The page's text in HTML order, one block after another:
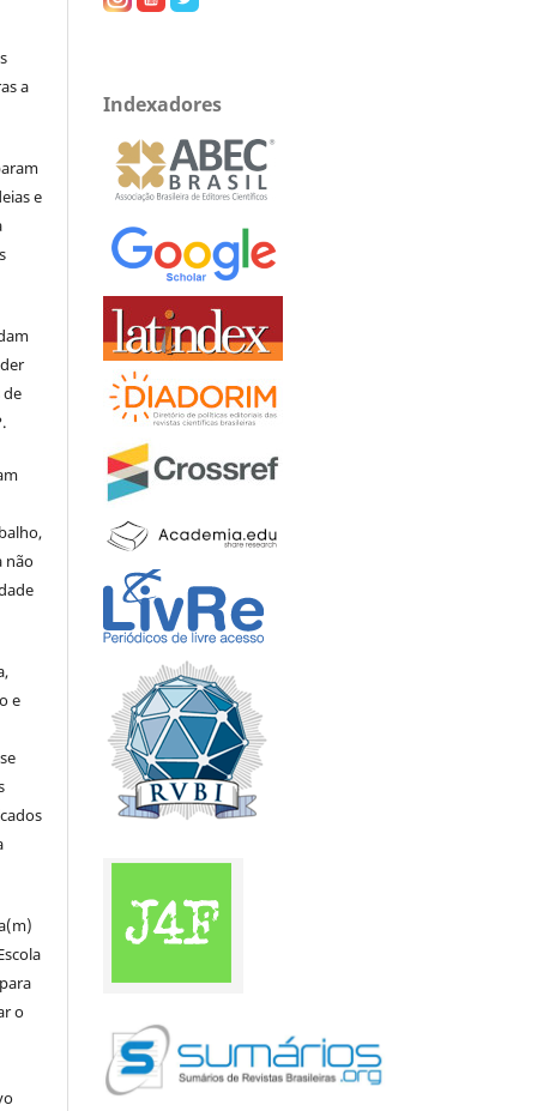
a
e
de
não
e
o
Indexadores